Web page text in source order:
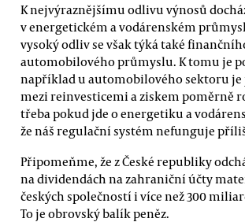
K nejvýraznějšímu odlivu výnosů
v energetickém a vodárenském
vysoký odliv se však týká také
automobilového průmyslu. K tomu je
například u automobilového sektoru je
mezi reinvesticemi a ziskem poměrně
třeba pokud jde o energetiku a
že náš regulační systém nefunguje
Připomeňme, že z České republiky
na dividendách na zahraniční účty
českých společností i více než 300
To je obrovský balík peněz.